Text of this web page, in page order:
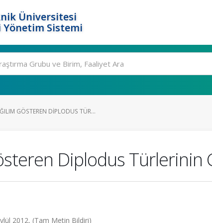
Üniversitesi
Sistemi
GÖSTEREN DIPLODUS TÜR...
Diplodus Türlerinin
2012, (Tam Metin Bildiri)